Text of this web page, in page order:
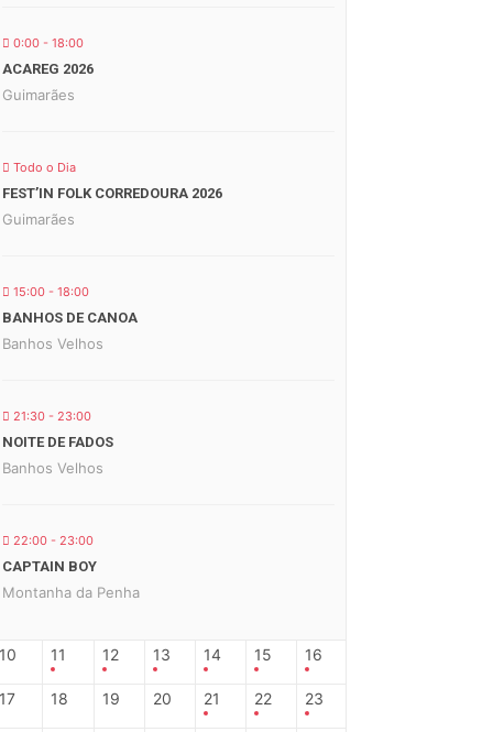
0:00 - 18:00
ACAREG 2026
Guimarães
Todo o Dia
FEST’IN FOLK CORREDOURA 2026
Guimarães
15:00 - 18:00
BANHOS DE CANOA
Banhos Velhos
21:30 - 23:00
NOITE DE FADOS
Banhos Velhos
22:00 - 23:00
CAPTAIN BOY
Montanha da Penha
10 11 12 13 14 15 16
17 18 19 20 21 22 23